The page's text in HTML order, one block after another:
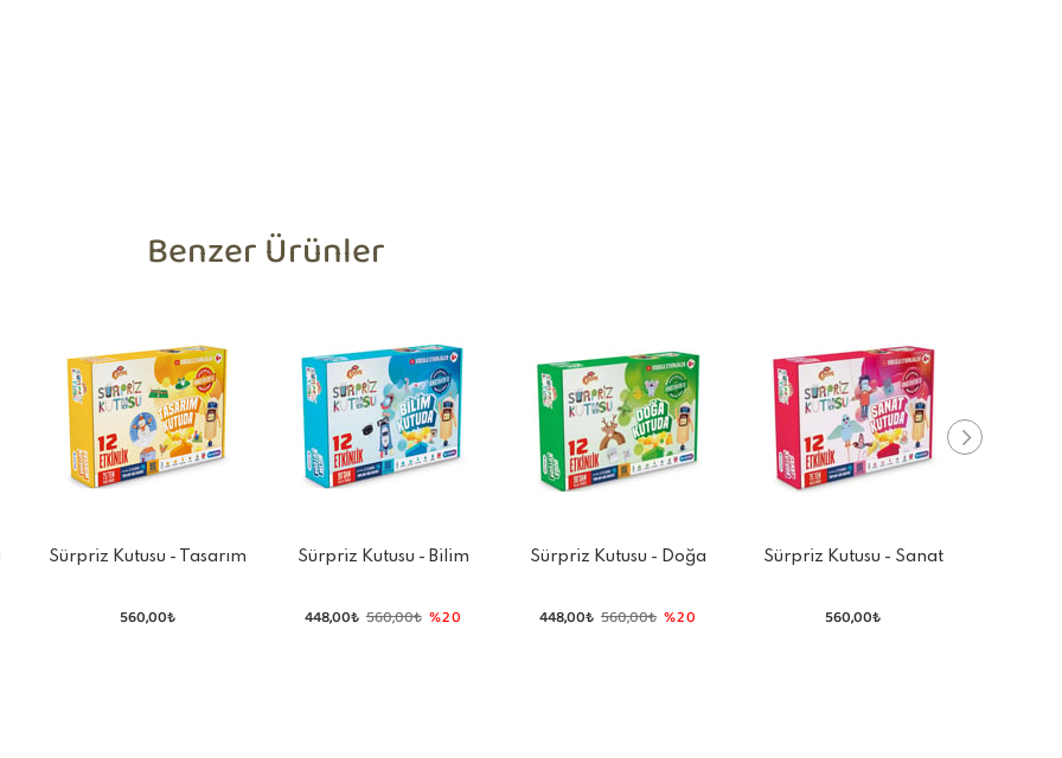
Benzer Ürünler
Sürpriz Kutusu - Tasarım
560,00₺
Sürpriz Kutusu - Bilim
448,00₺ 560,00₺ %20
Sürpriz Kutusu - Doğa
448,00₺ 560,00₺ %20
Sürpriz Kutusu - Sanat
560,00₺